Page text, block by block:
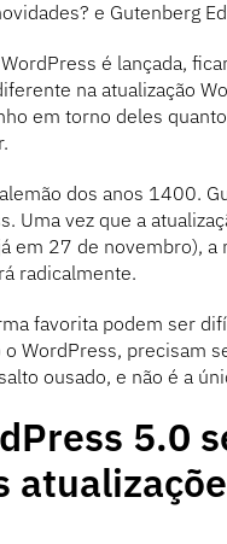
e Gutenberg
é lançada,
na atualização
em torno deles
dos anos 1400.
Uma vez que a
27 de novembro), a
radicalmente.
favorita podem ser
WordPress, precisam
ousado, e não é a
5.0